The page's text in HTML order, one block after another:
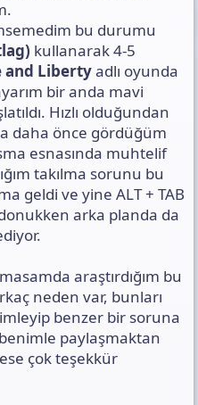
bu durumu
kullanarak 4-5
and Libertyadlı oyunda
bir anda mavi
Hızlı olduğundan
daha önce gördüğüm
esnasında muhtelif
takılma sorunu bu
geldi ve yine ALT + TAB
arka planda da
araştırdığım bu
neden var, bunları
benzer bir soruna
paylaşmaktan
çok teşekkür